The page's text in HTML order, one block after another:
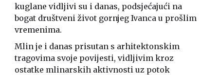
kuglane vidljivi su i danas, podsjećajući na
bogat društveni život gornjeg Ivanca u prošlim
vremenima.
Mlin je i danas prisutan s arhitektonskim
tragovima svoje povijesti, vidljivim kroz
ostatke mlinarskih aktivnosti uz potok